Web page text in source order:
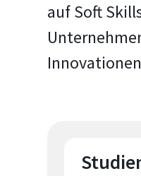
auf Soft